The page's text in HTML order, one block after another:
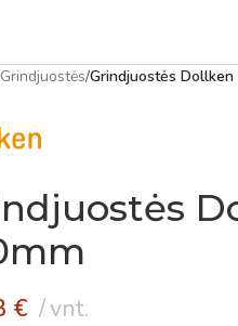
Grindjuostės/Grindjuostės
€ vnt.